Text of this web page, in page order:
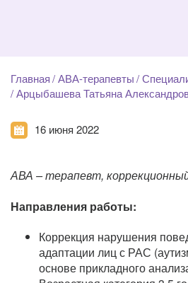
Главная АВА-терапевты
Арцыбашева Татьяна
16 июня 2022
АВА – терапевт,
Направления работы:
Коррекция нарушения
адаптации лиц с РАС
основе прикладного